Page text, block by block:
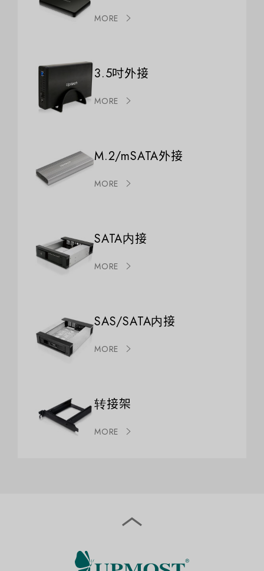
MORE
3.5吋外接
MORE
M.2/mSATA外接
MORE
SATA内接
MORE
SAS/SATA内接
MORE
转接架
MORE